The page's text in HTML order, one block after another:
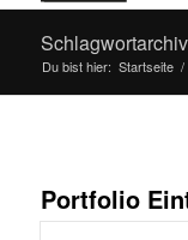
Du bist hier: Startseite /
Portfolio